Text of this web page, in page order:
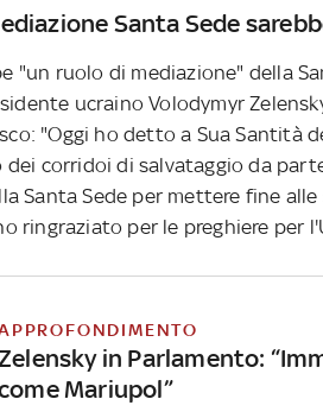
Santa Sede
"un ruolo di mediazione" della
ucraino Volodymyr
"Oggi ho detto a Sua Santità
corridoi di salvataggio da
Santa Sede per mettere fine
ringraziato per le preghiere per
in Parlamento:
Mariupol”